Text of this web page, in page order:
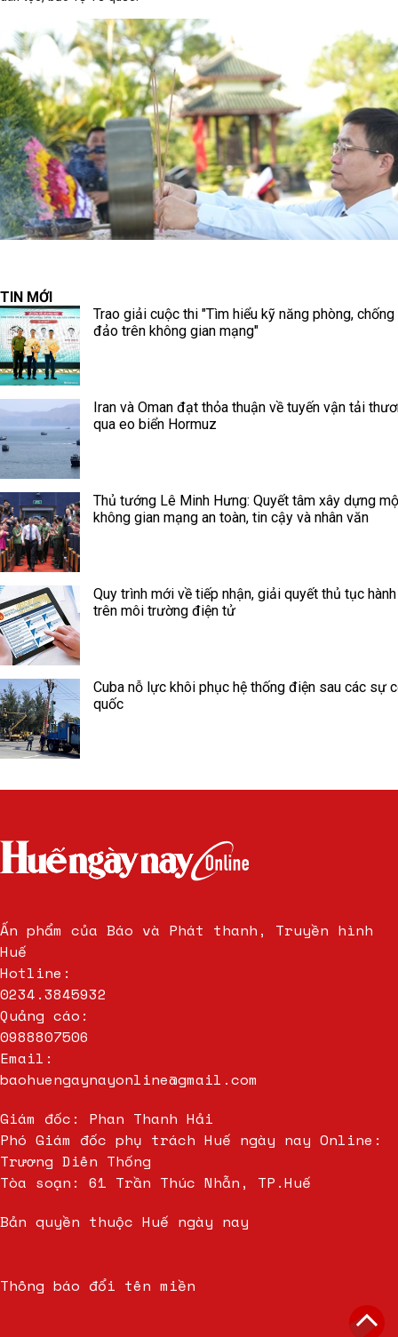
TIN MỚI
Trao giải cuộc thi "Tìm hiểu kỹ năng phòng,
đảo trên không gian mạng"
Iran và Oman đạt thỏa thuận về tuyến vận tải
qua eo biển Hormuz
Thủ tướng Lê Minh Hưng: Quyết tâm xây dựng
không gian mạng an toàn, tin cậy và nhân văn
Quy trình mới về tiếp nhận, giải quyết thủ tục
trên môi trường điện tử
Cuba nỗ lực khôi phục hệ thống điện sau các sự
quốc
Ấn phẩm của Báo và Phát thanh, Truyền hình
Huế
Hotline:
0234.3845932
Quảng cáo:
0988807506
Email:
baohuengaynayonline@gmail.com
Giám đốc: Phan Thanh Hải
Phó Giám đốc phụ trách Huế ngày nay Online:
Trương Diên Thống
Tòa soạn: 61 Trần Thúc Nhẫn, TP.Huế
Bản quyền thuộc Huế ngày nay
Thông báo đổi tên miền